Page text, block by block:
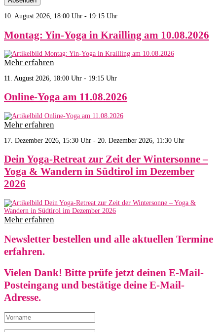
10. August 2026, 18:00 Uhr - 19:15 Uhr
Montag: Yin-Yoga in Krailling am 10.08.2026
Mehr erfahren
11. August 2026, 18:00 Uhr - 19:15 Uhr
Online-Yoga am 11.08.2026
Mehr erfahren
17. Dezember 2026, 15:30 Uhr - 20. Dezember 2026, 11:30 Uhr
Dein Yoga-Retreat zur Zeit der Wintersonne –
Yoga & Wandern in Südtirol im Dezember
2026
Mehr erfahren
Newsletter bestellen und alle aktuellen Termine
erfahren.
Vielen Dank! Bitte prüfe jetzt deinen E-Mail-
Posteingang und bestätige deine E-Mail-
Adresse.